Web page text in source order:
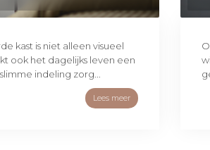
kast is niet alleen visueel
ook het dagelijks leven een
indeling zorg...
Lees meer